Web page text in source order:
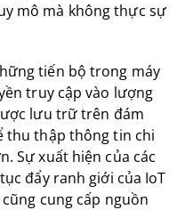
mô mà không thực sự
tiến bộ trong máy
truy cập vào lượng
lưu trữ trên đám
thu thập thông tin chi
Sự xuất hiện của các
đẩy ranh giới của IoT
cung cấp nguồn